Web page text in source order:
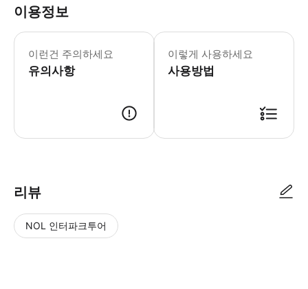
이용정보
이런건 주의하세요
유의사항
- 예약 시 확인을 받으실 수 있습니다.
이렇게 사용하세요
사용방법
리뷰
NOL 인터파크투어